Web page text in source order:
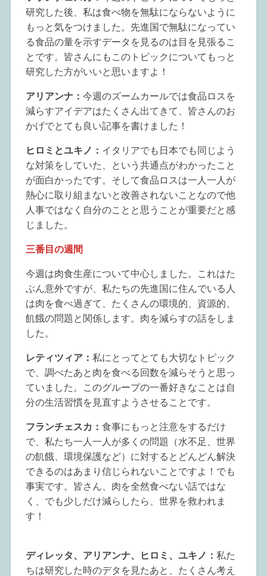
研究した後、私は食べ物を無駄にならないように
もっと気をつけました。先進国で無駄になってい
る食品の量を示すデータを見るのは目を見張るこ
とです。皆さんにもこのトピックについてもっと
研究した方がいいと思いますよ！
アリアンナ： 今週のズームカールでは食品ロスを
減らすアイデアはたくさん出てきて、皆さんのお
かげでとても良い記事を書けました！
ヒロミとユキノ： イタリアでも日本でも同じよう
な対策をしていた、という共通点がわかったこと
が面白かったです。そして食品ロスは一人一人が
熱心に取り組まないと改善されないことなので他
人事ではなく自分のことと思うことが重要だと感
じました。
三番目の週間
今週は肉食生産について中心しました。これはた
ぶん意外ですが、私たちの先進国に住んでいる人
は肉を食べ過ぎて、たくさんの環境的、資源的、
飢餓の問題と関係します。肉を減らすの話をしま
した。
レティツィア： 私にとってとても大切なトピック
で、調べたあと肉を食べる回数を減らそうと思っ
ていました。このグループの一番好きなことは自
分の生活習慣を見直すようさせることです。
フランチェスカ： 食事にもっと注意をするだけ
で、私たち一人一人が多くの問題（水不足、世界
の飢餓、環境保護など）に対するとどんどん解決
できるのはあまり信じられないことですよ！でも
事実です。皆さん、肉を全然食べない話ではな
く、でも少しだけ減らしたら、世界を救われま
す！
ディレッタ、アリアンナ、ヒロミ、ユキノ： 私た
ちは研究した時のデタを見たあと、たくさん考え